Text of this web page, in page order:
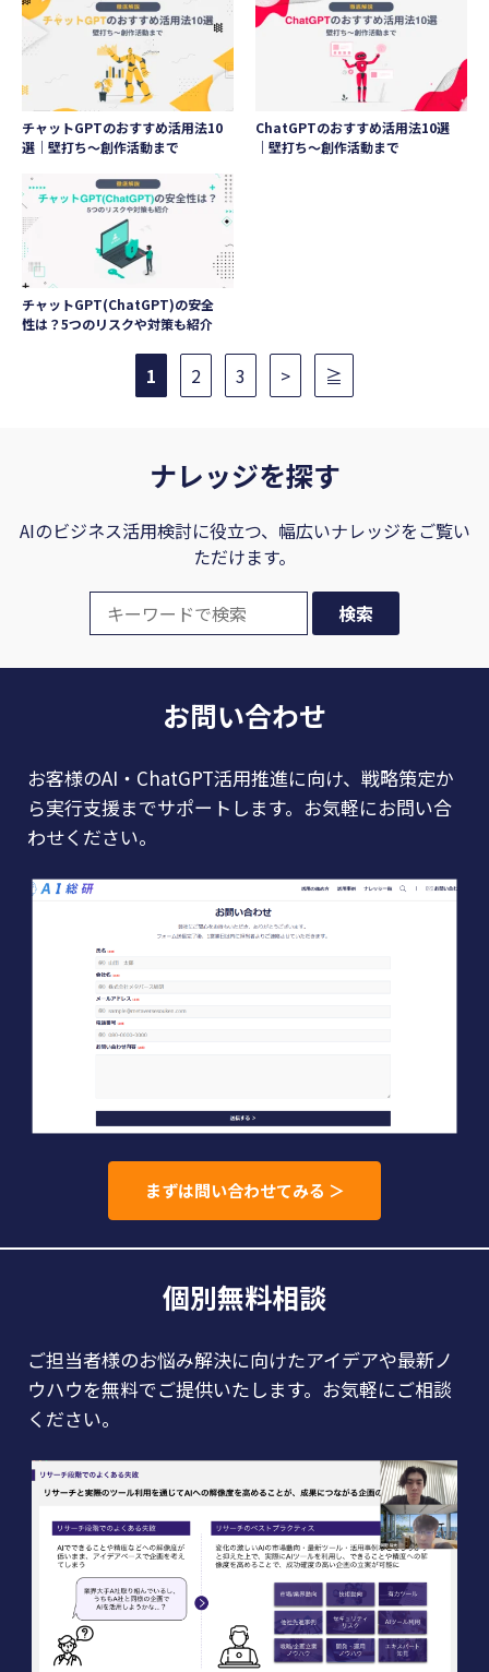
チャットGPTのおすすめ活用法10
選｜壁打ち～創作活動まで
ChatGPTのおすすめ活用法10選
｜壁打ち～創作活動まで
チャットGPT(ChatGPT)の安全
性は？5つのリスクや対策も紹介
1 2 3 > ≧
ナレッジを探す
AIのビジネス活用検討に役立つ、幅広いナレッジをご覧い
ただけます。
お問い合わせ
お客様のAI・ChatGPT活用推進に向け、戦略策定か
ら実行支援までサポートします。お気軽にお問い合
わせください。
まずは問い合わせてみる ＞
個別無料相談
ご担当者様のお悩み解決に向けたアイデアや最新ノ
ウハウを無料でご提供いたします。お気軽にご相談
ください。